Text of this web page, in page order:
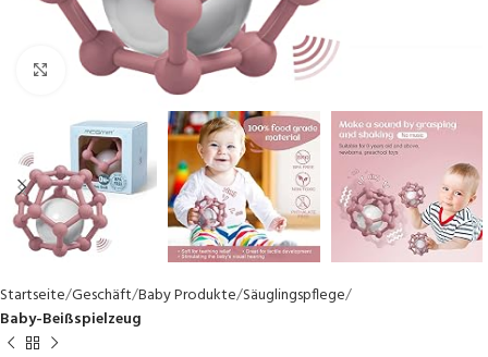
Click to enlarge
Startseite Geschäft Baby Produkte Säuglingspflege
Baby-Beißspielzeug